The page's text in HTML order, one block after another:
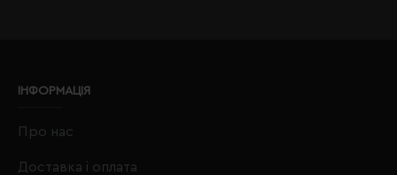
ІНФОРМАЦІЯ
Про нас
Доставка і оплата